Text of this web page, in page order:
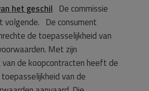
het geschil De commissie
volgende. De consument
de toepasselijkheid van
Met zijn
de koopcontracten heeft de
van de